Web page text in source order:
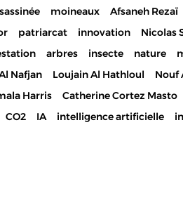
moineaux Afsaneh Rezaï
patriarcat innovation Nicolas
arbres insecte nature
Nafjan Loujain Al Hathloul Nouf
Harris
Catherine Cortez Masto
CO2 IA intelligence artificielle